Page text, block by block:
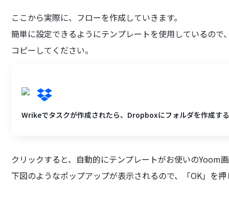
ここから実際に、フローを作成していきます。
簡単に設定できるようにテンプレートを使用しているの
コピーしてください。
Wrikeでタスクが作成されたら、Dropboxにフォルダを作成す
クリックすると、自動的にテンプレートがお使いのYoom
下図のようなポップアップが表示されるので、「OK」を